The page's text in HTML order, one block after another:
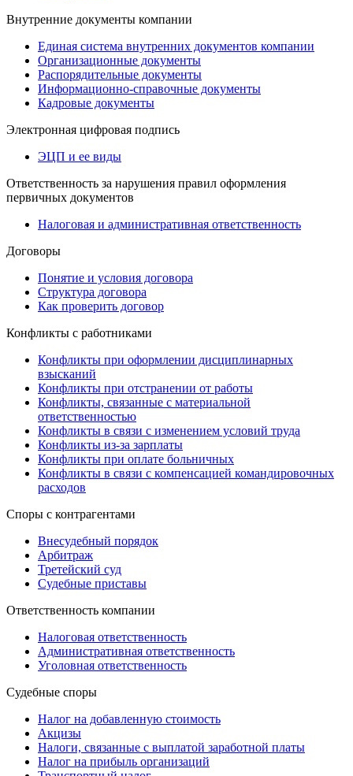
Внутренние документы компании
Единая система внутренних документов компании
Организационные документы
Распорядительные документы
Информационно-справочные документы
Кадровые документы
Электронная цифровая подпись
ЭЦП и ее виды
Ответственность за нарушения правил оформления
первичных документов
Налоговая и административная ответственность
Договоры
Понятие и условия договора
Структура договора
Как проверить договор
Конфликты с работниками
Конфликты при оформлении дисциплинарных
взысканий
Конфликты при отстранении от работы
Конфликты, связанные с материальной
ответственностью
Конфликты в связи с изменением условий труда
Конфликты из-за зарплаты
Конфликты при оплате больничных
Конфликты в связи с компенсацией командировочных
расходов
Споры с контрагентами
Внесудебный порядок
Арбитраж
Третейский суд
Судебные приставы
Ответственность компании
Налоговая ответственность
Административная ответственность
Уголовная ответственность
Судебные споры
Налог на добавленную стоимость
Акцизы
Налоги, связанные с выплатой заработной платы
Налог на прибыль организаций